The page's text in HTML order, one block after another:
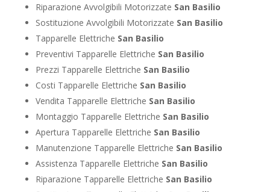
Riparazione Avvolgibili Motorizzate San Basilio
Sostituzione Avvolgibili Motorizzate San Basilio
Tapparelle Elettriche San Basilio
Preventivi Tapparelle Elettriche San Basilio
Prezzi Tapparelle Elettriche San Basilio
Costi Tapparelle Elettriche San Basilio
Vendita Tapparelle Elettriche San Basilio
Montaggio Tapparelle Elettriche San Basilio
Apertura Tapparelle Elettriche San Basilio
Manutenzione Tapparelle Elettriche San Basilio
Assistenza Tapparelle Elettriche San Basilio
Riparazione Tapparelle Elettriche San Basilio